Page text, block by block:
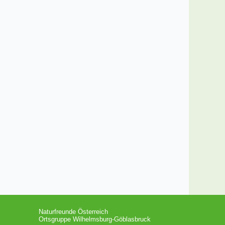
Naturfreunde Österreich
Ortsgruppe Wilhelmsburg-Göblasbruck